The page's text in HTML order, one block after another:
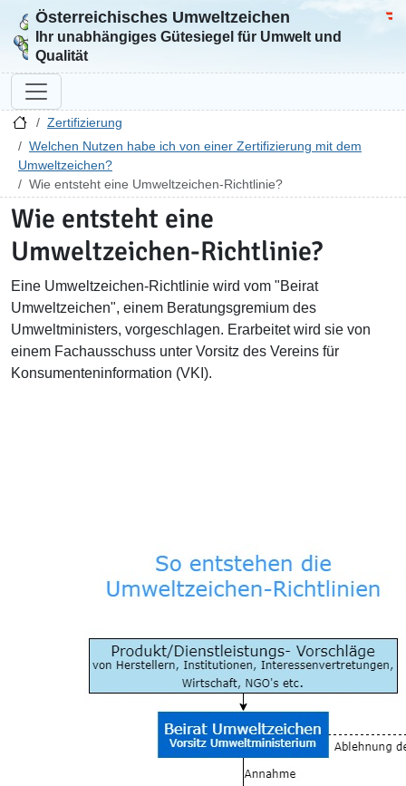
Zur Startseite
Österreichisches Umweltzeichen
Ihr unabhängiges Gütesiegel für Umwelt und
Qualität
Zertifizierung
Welchen Nutzen habe ich von einer Zertifizierung mit dem
Umweltzeichen?
Wie entsteht eine Umweltzeichen-Richtlinie?
Wie entsteht eine
Umweltzeichen-Richtlinie?
Eine Umweltzeichen-Richtlinie wird vom "Beirat
Umweltzeichen", einem Beratungsgremium des
Umweltministers, vorgeschlagen. Erarbeitet wird sie von
einem Fachausschuss unter Vorsitz des Vereins für
Konsumenteninformation (VKI).